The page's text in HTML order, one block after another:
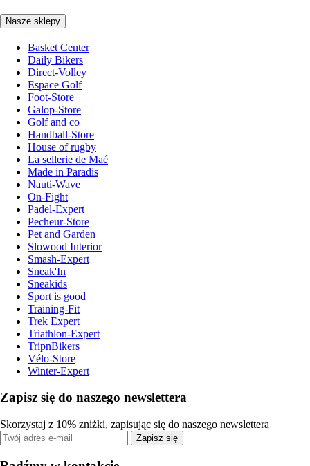
Nasze sklepy
Basket Center
Daily Bikers
Direct-Volley
Espace Golf
Foot-Store
Galop-Store
Golf and co
Handball-Store
House of rugby
La sellerie de Maé
Made in Paradis
Nauti-Wave
On-Fight
Padel-Expert
Pecheur-Store
Pet and Garden
Slowood Interior
Smash-Expert
Sneak'In
Sneakids
Sport is good
Training-Fit
Trek Expert
Triathlon-Expert
TripnBikers
Vélo-Store
Winter-Expert
Zapisz się do naszego newslettera
Skorzystaj z 10% zniżki, zapisując się do naszego newslettera
Zapisz się